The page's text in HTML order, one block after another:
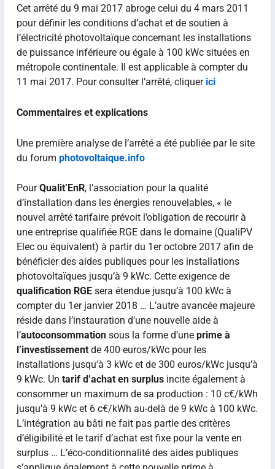
Cet arrêté du 9 mai 2017 abroge celui du 4 mars 2011
pour définir les conditions d’achat et de soutien à
l’électricité photovoltaïque concernant les installations
de puissance inférieure ou égale à 100 kWc situées en
métropole continentale. Il est applicable à compter du
11 mai 2017. Pour consulter l’arrêté, cliquer ici
Commentaires et explications
Une première analyse de l’arrêté a été publiée par le site
du forum photovoltaique.info
PourQualit’EnR, l’association pour la qualité
d’installation dans les énergies renouvelables, « le
nouvel arrêté tarifaire prévoit l’obligation de recourir à
une entreprise qualifiée RGE dans le domaine (QualiPV
Elec ou équivalent) à partir du 1er octobre 2017 afin de
bénéficier des aides publiques pour les installations
photovoltaïques jusqu’à 9 kWc. Cette exigence de
qualification RGEsera étendue jusqu’à 100 kWc à
compter du 1er janvier 2018 … L’autre avancée majeure
réside dans l’instauration d’une nouvelle aide à
l’autoconsommationsous la forme d’une prime à
l’investissementde 400 euros/kWc pour les
installations jusqu’à 3 kWc et de 300 euros/kWc jusqu’à
9 kWc. Un tarif d’achat en surplusincite également à
consommer un maximum de sa production : 10 c€/kWh
jusqu’à 9 kWc et 6 c€/kWh au-delà de 9 kWc à 100 kWc.
L’intégration au bâti ne fait pas partie des critères
d’éligibilité et le tarif d’achat est fixe pour la vente en
surplus … L’éco-conditionnalité des aides publiques